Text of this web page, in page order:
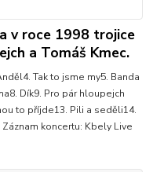
v roce 1998 trojice
a Tomáš Kmec.
Tak to jsme my5. Banda
Dík9. Pro pár hloupejch
to příjde13. Pili a seděli14.
koncertu: Kbely Live